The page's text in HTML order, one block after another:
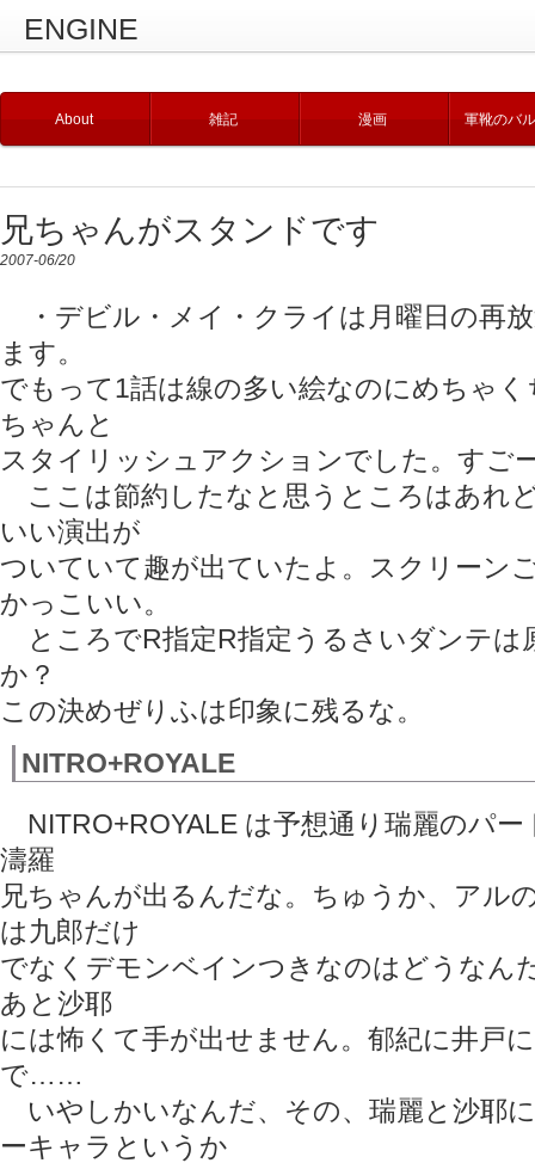
ENGINE
About 雑記 漫画 軍靴のバ
兄ちゃんがスタンドです
2007-06/20
・デビル・メイ・クライは月曜日の再
ます。
でもって1話は線の多い絵なのにめちゃ
ちゃんと
スタイリッシュアクションでした。すご
ここは節約したなと思うところはあれ
いい演出が
ついていて趣が出ていたよ。スクリーン
かっこいい。
ところでR指定R指定うるさいダンテは
か？
この決めぜりふは印象に残るな。
NITRO+ROYALE
NITRO+ROYALE は予想通り瑞麗のパ
濤羅
兄ちゃんが出るんだな。ちゅうか、アル
は九郎だけ
でなくデモンベインつきなのはどうな
あと沙耶
には怖くて手が出せません。郁紀に井戸
で……
いやしかいなんだ、その、瑞麗と沙耶
ーキャラというか